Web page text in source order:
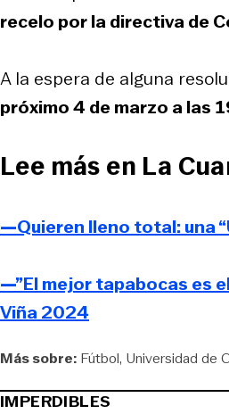
recelo por la directiva de
A la espera de alguna
próximo 4 de marzo a las
Lee más en La
—Quieren lleno total: una
—”El mejor tapabocas es
Viña 2024
Más sobre: Fútbol Universidad de
IMPERDIBLES